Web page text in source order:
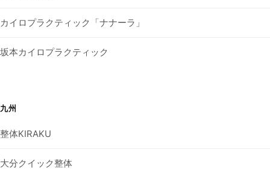
カイロプラクティック「ナナーラ」
坂本カイロプラクティック
九州
整体KIRAKU
大分クイック整体